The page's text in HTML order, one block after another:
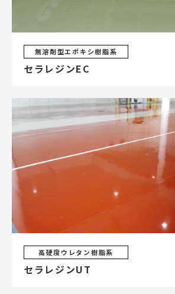
無溶剤型エポキシ樹脂系
セラレジンEC
高硬度ウレタン樹脂系
セラレジンUT